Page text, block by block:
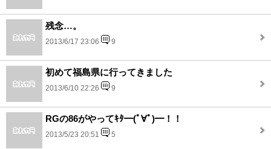
残念…。
2013/6/17 23:06 9
初めて福島県に行ってきました
2013/6/10 22:26 9
RGの86がやってｷﾀ━(ﾟ∀ﾟ)━！！
2013/5/23 20:51 5